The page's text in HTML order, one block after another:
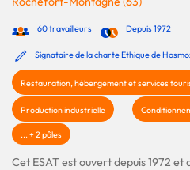
60 travailleurs Depuis 1972
Signataire de la charte Ethique de
Restauration, hébergement et services
Production industrielle
... + 2 pôles
Cet ESAT est ouvert depuis 1972